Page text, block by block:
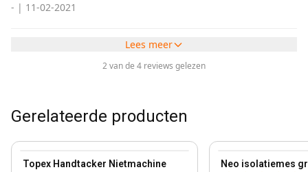
- | 11-02-2021
Lees meer
2 van de 4 reviews gelezen
Gerelateerde producten
Topex Handtacker Nietmachine
View product Neo isolatiemes
View product